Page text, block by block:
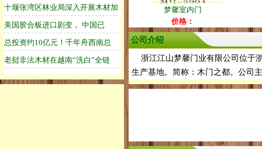
梦馨室内门
价格：
公司介绍
浙江江山梦馨门业有限公司位于
生产基地。简称：木门之都。公司